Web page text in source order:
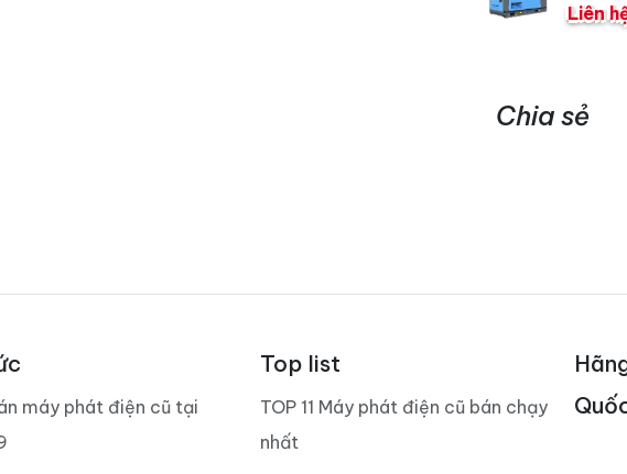
Liên
Chia sẻ
máy phát điện cũ tại
Top list
TOP 11 Máy phát điện cũ bán chạy
nhất